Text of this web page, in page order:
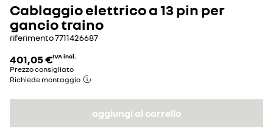
Cablaggio elettrico a 13 pin per
gancio traino
riferimento7711426687
401,05 €IVA incl.
Prezzo consigliato
Richiede montaggio
aggiungi al carrello